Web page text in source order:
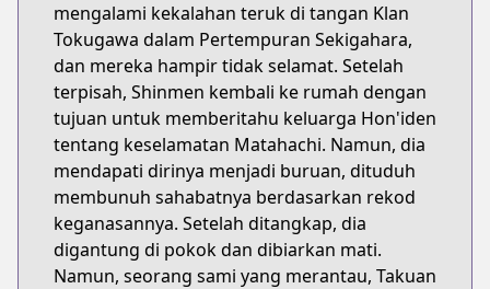
mengalami kekalahan teruk di tangan Klan
Tokugawa dalam Pertempuran Sekigahara,
dan mereka hampir tidak selamat. Setelah
terpisah, Shinmen kembali ke rumah dengan
tujuan untuk memberitahu keluarga Hon'iden
tentang keselamatan Matahachi. Namun, dia
mendapati dirinya menjadi buruan, dituduh
membunuh sahabatnya berdasarkan rekod
keganasannya. Setelah ditangkap, dia
digantung di pokok dan dibiarkan mati.
Namun, seorang sami yang merantau, Takuan